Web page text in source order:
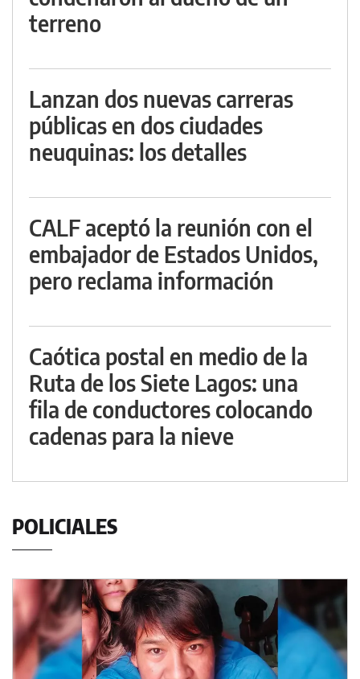
terreno
Lanzan dos nuevas carreras
públicas en dos ciudades
neuquinas: los detalles
CALF aceptó la reunión con el
embajador de Estados Unidos,
pero reclama información
Caótica postal en medio de la
Ruta de los Siete Lagos: una
fila de conductores colocando
cadenas para la nieve
POLICIALES